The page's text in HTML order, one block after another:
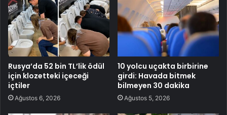
Rusya’da 52 bin TL’lik ödül
için klozetteki içeceği
içtiler
Ağustos 6, 2026
10 yolcu uçakta birbirine
girdi: Havada bitmek
bilmeyen 30 dakika
Ağustos 5, 2026